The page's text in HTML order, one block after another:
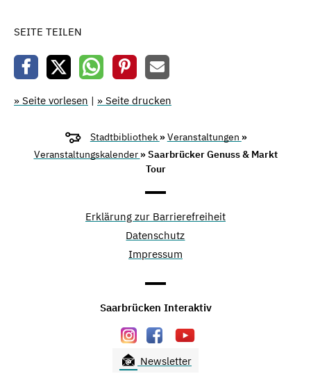
SEITE TEILEN
» Seite vorlesen | » Seite drucken
Stadtbibliothek »Veranstaltungen »
Veranstaltungskalender » Saarbrücker Genuss & Markt
Tour
Erklärung zur Barrierefreiheit
Datenschutz
Impressum
Saarbrücken Interaktiv
Newsletter